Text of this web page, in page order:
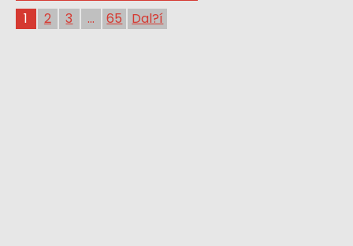
1 2 3 ... 65 Dal?í